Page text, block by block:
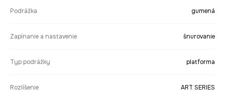
Podrážka gumená
Zapínanie a nastavenie šnurovanie
Typ podrážky platforma
Rozlíšenie ART SERIES